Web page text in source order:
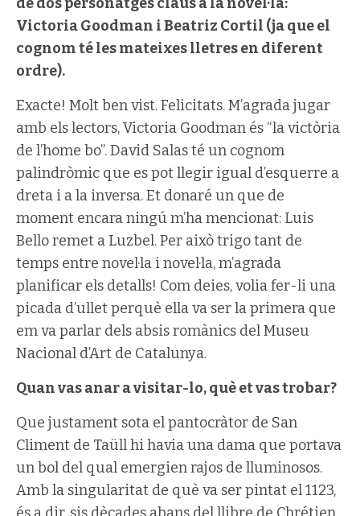
Victoria Goodman i Beatriz Cortil (ja que el
cognom té les mateixes lletres en diferent
ordre).
Exacte! Molt ben vist. Felicitats. M’agrada jugar
amb els lectors, Victoria Goodman és “la victòria
de l’home bo”. David Salas té un cognom
palindròmic que es pot llegir igual d’esquerre a
dreta i a la inversa. Et donaré un que de
moment encara ningú m’ha mencionat: Luis
Bello remet a Luzbel. Per això trigo tant de
temps entre novel·la i novel·la, m’agrada
planificar els detalls! Com deies, volia fer-li una
picada d’ullet perquè ella va ser la primera que
em va parlar dels absis romànics del Museu
Nacional d’Art de Catalunya.
Quan vas anar a visitar-lo, què et vas trobar?
Que justament sota el pantocràtor de San
Climent de Taüll hi havia una dama que portava
un bol del qual emergien rajos de lluminosos.
Amb la singularitat de què va ser pintat el 1123,